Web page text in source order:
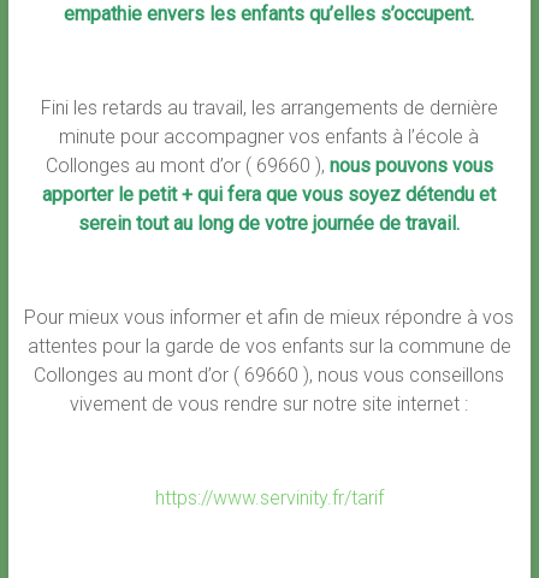
empathie envers les enfants qu’elles s’occupent.
Fini les retards au travail, les arrangements de dernière
minute pour accompagner vos enfants à l’école à
Collonges au mont d’or ( 69660 ), nous pouvons vous
apporter le petit + qui fera que vous soyez détendu et
serein tout au long de votre journée de travail.
Pour mieux vous informer et afin de mieux répondre à vos
attentes pour la garde de vos enfants sur la commune de
Collonges au mont d’or ( 69660 ), nous vous conseillons
vivement de vous rendre sur notre site internet :
https://www.servinity.fr/tarif